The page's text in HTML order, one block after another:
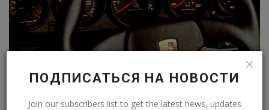
ПОДПИСАТЬСЯ НА НОВОСТИ
Join our subscribers list to get the latest news, updates